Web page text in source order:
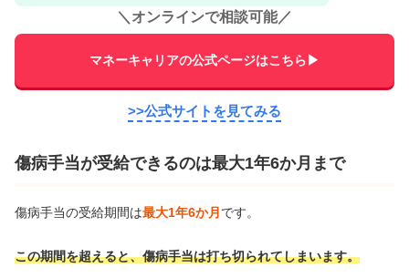
＼ オンラインで相談可能／
マネーキャリアの公式ページはこちら▶
>>公式サイトを見てみる
傷病手当が受給できるのは最大1年6か月まで
傷病手当の受給期間は最大1年6か月 です。
この期間を超えると、傷病手当は打ち切られてしまいます。